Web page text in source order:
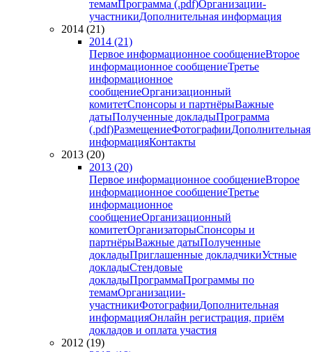
темамПрограмма (.pdf)Организации-
участникиДополнительная информация
2014 (21)
2014 (21)
Первое информационное сообщениеВторое
информационное сообщениеТретье
информационное
сообщениеОрганизационный
комитетСпонсоры и партнёрыВажные
датыПолученные докладыПрограмма
(.pdf)РазмещениеФотографииДополнительная
информацияКонтакты
2013 (20)
2013 (20)
Первое информационное сообщениеВторое
информационное сообщениеТретье
информационное
сообщениеОрганизационный
комитетОрганизаторыСпонсоры и
партнёрыВажные датыПолученные
докладыПриглашенные докладчикиУстные
докладыСтендовые
докладыПрограммаПрограммы по
темамОрганизации-
участникиФотографииДополнительная
информацияОнлайн регистрация, приём
докладов и оплата участия
2012 (19)